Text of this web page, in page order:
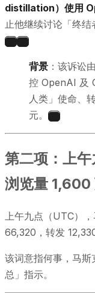
distillation）使用
止他继续讨论「终
背景 ：该诉讼
控 OpenAI 及
人类」使命、
元。
第二项：上
浏览量 1,600
上午九点（UTC），
66,320，转发
该词意指何事，马
总」指示。